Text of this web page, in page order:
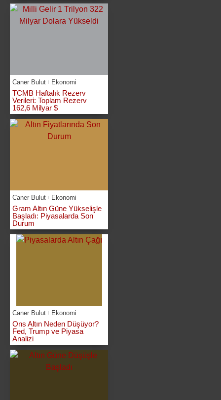
Caner Bulut Ekonomi
TCMB Haftalık Rezerv
Verileri: Toplam Rezerv
162,6 Milyar $
Caner Bulut Ekonomi
Gram Altın Güne Yükselişle
Başladı: Piyasalarda Son
Durum
Caner Bulut Ekonomi
Ons Altın Neden Düşüyor?
Fed, Trump ve Piyasa
Analizi